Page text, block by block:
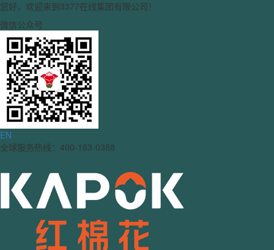
您好，欢迎来到3377在线集团有限公司！
微信公众号
EN
全球服务热线：400-163-0388